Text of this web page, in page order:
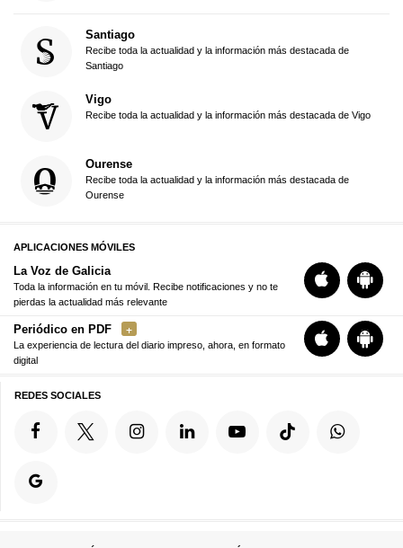
Santiago
Recibe toda la actualidad y la información más destacada de
Santiago
Vigo
Recibe toda la actualidad y la información más destacada de Vigo
Ourense
Recibe toda la actualidad y la información más destacada de
Ourense
APLICACIONES MÓVILES
La Voz de Galicia
Toda la información en tu móvil. Recibe notificaciones y no te
pierdas la actualidad más relevante
Periódico en PDF
La experiencia de lectura del diario impreso, ahora, en formato
digital
REDES SOCIALES